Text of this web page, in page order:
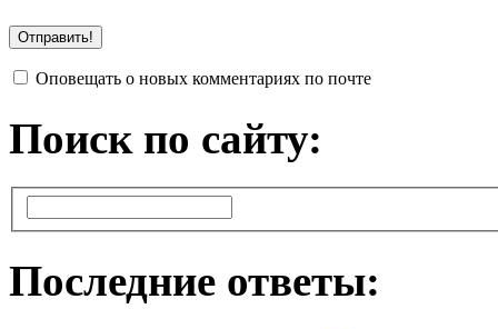
Оповещать о новых комментариях по почте
Поиск по сайту:
Последние ответы: